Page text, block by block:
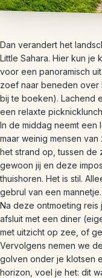
Dan verandert het
Little Sahara. Hier kun je
voor een panoramisch
zoef naar beneden
bij te boeken). Lachend
een relaxte
In de middag neemt een
maar weinig mensen
het strand op, tussen de
gewoon jij en deze
thuishoren. Het is stil.
gebrul van een mannetje.
Na deze ontmoeting reis
afsluit met een diner
met uitzicht op zee, of
Vervolgens nemen we
golven onder je klotsen
horizon, voel je het: dit